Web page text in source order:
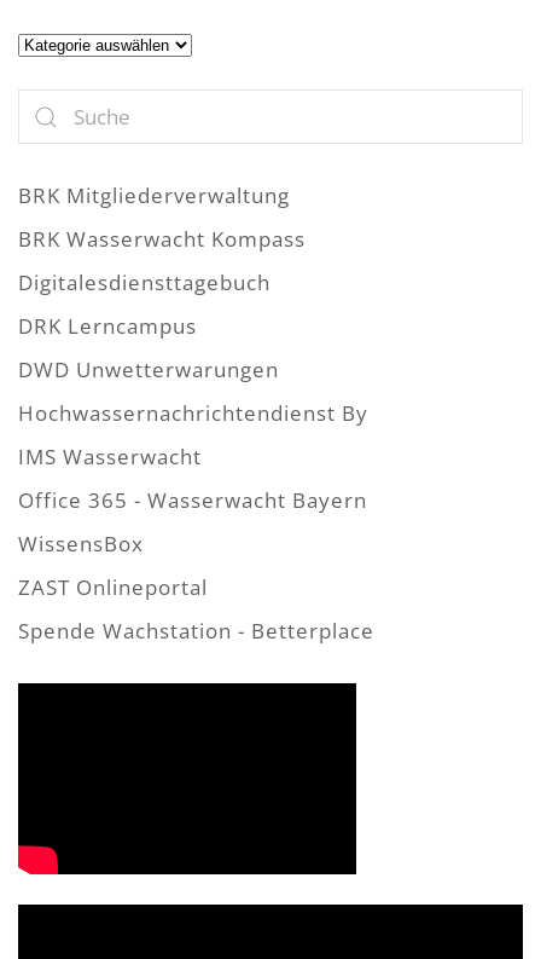
Artikel
BRK Mitgliederverwaltung
BRK Wasserwacht Kompass
Digitalesdiensttagebuch
DRK Lerncampus
DWD Unwetterwarungen
Hochwassernachrichtendienst By
IMS Wasserwacht
Office 365 - Wasserwacht Bayern
WissensBox
ZAST Onlineportal
Spende Wachstation - Betterplace